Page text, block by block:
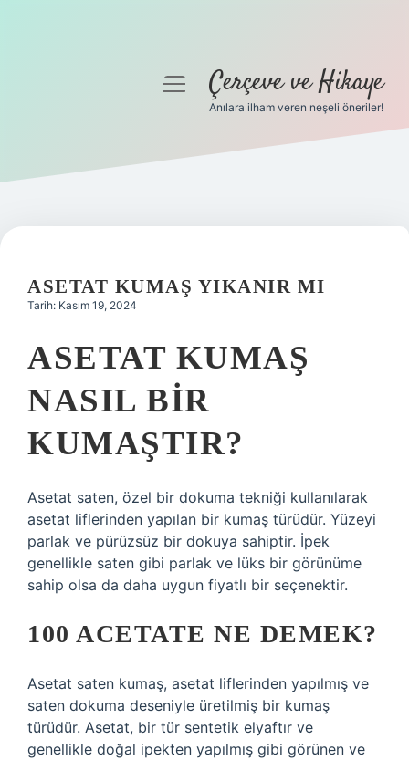
Gizlilik Politikası
Yasal Uyarı
menüyüÇerçeve ve Hikaye
Anılara ilham veren neşeli öneriler!
ASETAT KUMAŞ YIKANIR MI
Tarih: Kasım 19, 2024
ASETAT KUMAŞ
NASIL BIR
KUMAŞTIR?
Asetat saten, özel bir dokuma tekniği kullanılarak
asetat liflerinden yapılan bir kumaş türüdür. Yüzeyi
parlak ve pürüzsüz bir dokuya sahiptir. İpek
genellikle saten gibi parlak ve lüks bir görünüme
sahip olsa da daha uygun fiyatlı bir seçenektir.
100 ACETATE NE DEMEK?
Asetat saten kumaş, asetat liflerinden yapılmış ve
saten dokuma deseniyle üretilmiş bir kumaş
türüdür. Asetat, bir tür sentetik elyaftır ve
genellikle doğal ipekten yapılmış gibi görünen ve